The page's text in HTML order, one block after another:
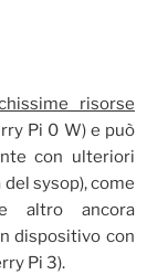
risorse
Pi 0 W) e può
con ulteriori
sysop), come
e altro ancora
dispositivo con
Pi 3).